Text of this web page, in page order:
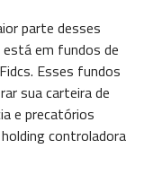
parte desses
em fundos de
Esses fundos
sua carteira de
e precatórios
controladora